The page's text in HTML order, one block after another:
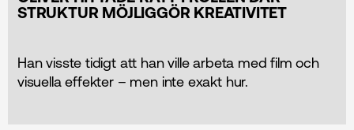
STRUKTUR MÖJLIGGÖR KREATIVITET
Han visste tidigt att han ville arbeta med film och
visuella effekter – men inte exakt hur.